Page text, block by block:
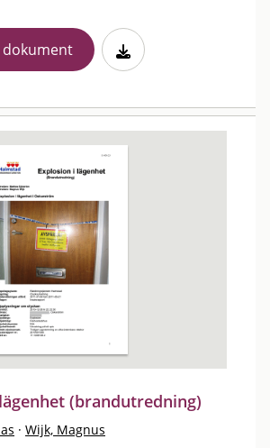
dokument
(brandutredning)
· Wijk, Magnus